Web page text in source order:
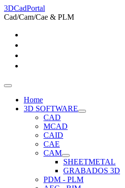
3DCadPortal
Cad/Cam/Cae & PLM
Home
3D SOFTWARE
CAD
MCAD
CAID
CAE
CAM
SHEETMETAL
GRABADOS 3D
PDM - PLM